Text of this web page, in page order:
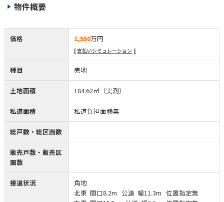
物件概要
価格 1,550万円
支払いシミュレーション
種目 売地
土地面積 184.62㎡（実測）
私道面積 私道負担面積無
総戸数・総区画数
販売戸数・販売区
画数
接道状況
角地
北東 間口8.2m 公道 幅11.3m 位置指定無